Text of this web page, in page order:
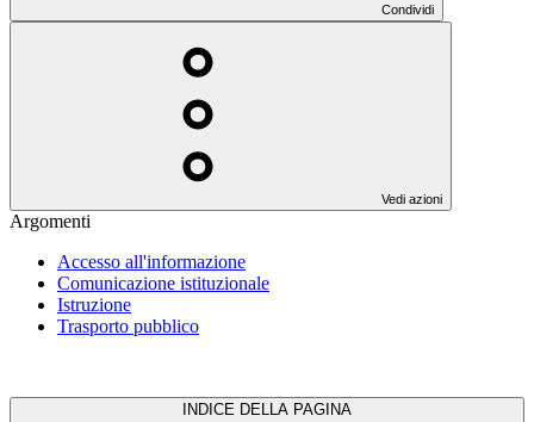
Condividi
Vedi azioni
Argomenti
Accesso all'informazione
Comunicazione istituzionale
Istruzione
Trasporto pubblico
INDICE DELLA PAGINA